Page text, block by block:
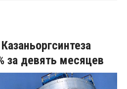
за девять месяцев